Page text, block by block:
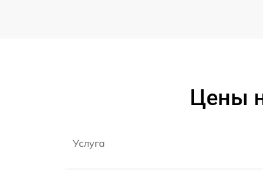
Цены
Услуга